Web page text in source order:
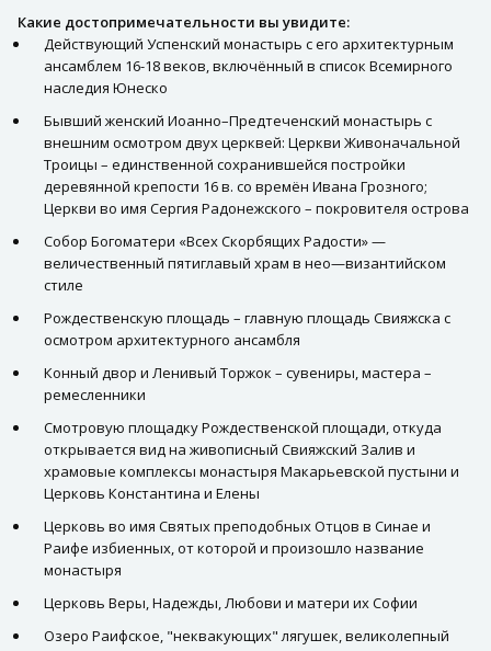
Какие достопримечательности вы увидите:
Действующий Успенский монастырь с его архитектурным
ансамблем 16-18 веков, включённый в список Всемирного
наследия Юнеско
Бывший женский Иоанно–Предтеченский монастырь с
внешним осмотром двух церквей: Церкви Живоначальной
Троицы – единственной сохранившейся постройки
деревянной крепости 16 в. со времён Ивана Грозного;
Церкви во имя Сергия Радонежского – покровителя острова
Собор Богоматери «Всех Скорбящих Радости» —
величественный пятиглавый храм в нео—византийском
стиле
Рождественскую площадь – главную площадь Свияжска с
осмотром архитектурного ансамбля
Конный двор и Ленивый Торжок – сувениры, мастера –
ремесленники
Смотровую площадку Рождественской площади, откуда
открывается вид на живописный Свияжский Залив и
храмовые комплексы монастыря Макарьевской пустыни и
Церковь Константина и Елены
Церковь во имя Святых преподобных Отцов в Синае и
Раифе избиенных, от которой и произошло название
монастыря
Церковь Веры, Надежды, Любови и матери их Софии
Озеро Раифское, "неквакующих" лягушек, великолепный